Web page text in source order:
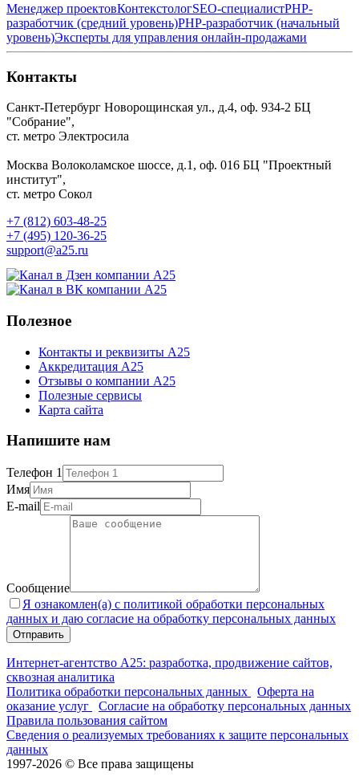
Менеджер проектовКонтекстологSEO-специалистPHP-
разработчик (средний уровень)PHP-разработчик (начальный
уровень)Эксперты для управления онлайн-продажами
Контакты
Санкт-Петербург Новорощинская ул., д.4, оф. 934-2 БЦ
"Собрание",
ст. метро Электросила
Москва Волоколамское шоссе, д.1, оф. 016 БЦ "Проектный
институт",
ст. метро Сокол
+7 (812) 603-48-25
+7 (495) 120-36-25
support@a25.ru
Полезное
Контакты и реквизиты А25
Аккредитация А25
Отзывы о компании А25
Полезные сервисы
Карта сайта
Напишите нам
Телефон 1
Имя
E-mail
Сообщение
Я ознакомлен(а) с политикой обработки персональных
данных и даю согласие на обработку персональных данных
Интернет-агентство А25: разработка, продвижение сайтов,
сквозная аналитика
Политика обработки персональных данных
Оферта на
оказание услуг
Согласие на обработку персональных данных
Правила пользования сайтом
Сведения о реализуемых требованиях к защите персональных
данных
1997-2026 © Все права защищены